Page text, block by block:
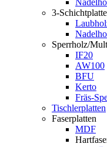
3-
Sperrholz/
IF20
AW100
BFU
Kerto
Fräs-
Tischlerplatten
Faserplatten
MDF